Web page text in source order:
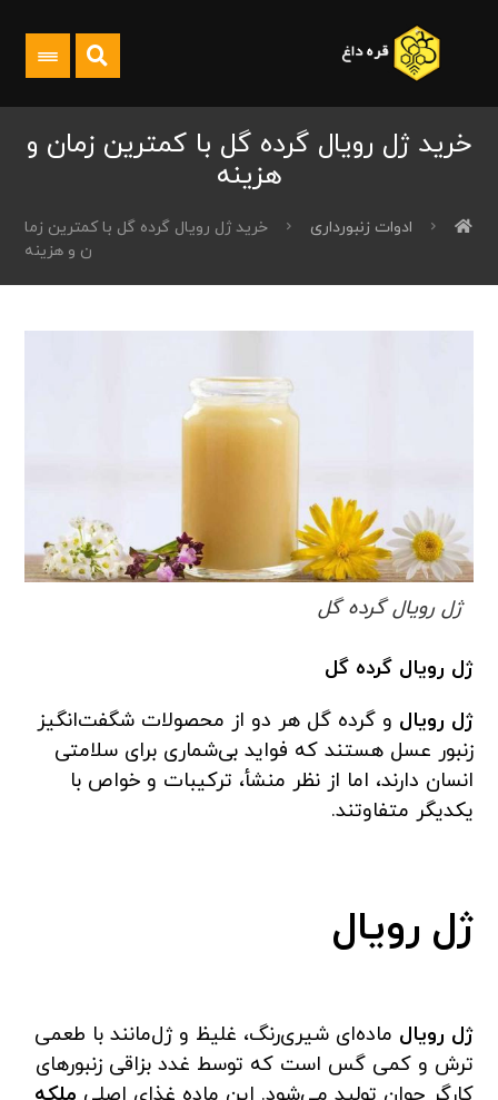
خرید ژل رویال گرده گل با کمترین زمان و
هزینه
ادوات زنبورداری
خرید ژل رویال گرده گل با کمترین زما
ن و هزینه
ژل رویال گرده گل
ژل رویال گرده گل
ژل رویال و گرده گل هر دو از محصولات شگفت‌انگیز
زنبور عسل هستند که فواید بی‌شماری برای سلامتی
انسان دارند، اما از نظر منشأ، ترکیبات و خواص با
یکدیگر متفاوتند.
ژل رویال
ژل رویال ماده‌ای شیری‌رنگ، غلیظ و ژل‌مانند با طعمی
ترش و کمی گس است که توسط غدد بزاقی زنبورهای